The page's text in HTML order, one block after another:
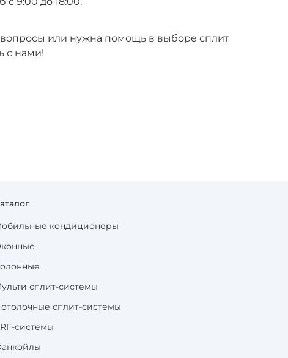
вопросы или нужна помощь в выборе сплит
с нами!
кондиционеры
сплит-системы
сплит-системы
системы